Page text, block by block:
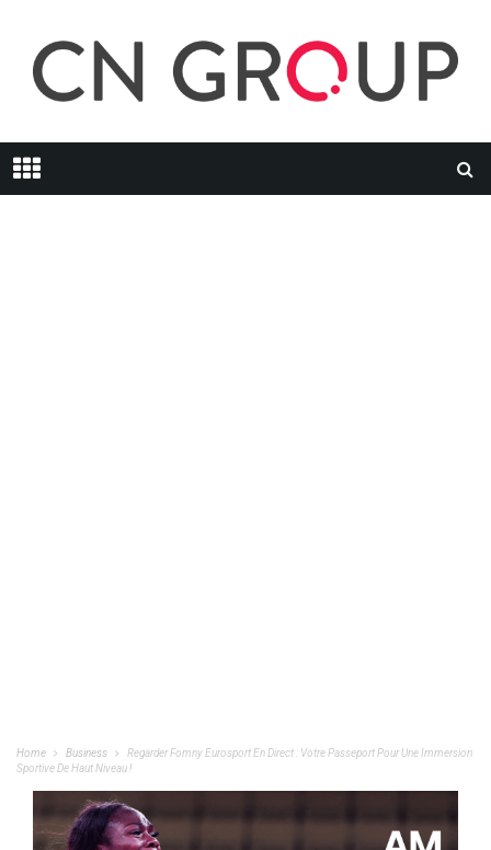
Home Business
Regarder Fomny Eurosport En Direct : Votre Passeport Pour Une Immersion
Sportive De Haut Niveau !